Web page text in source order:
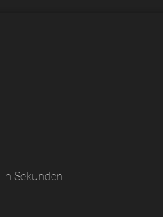
Sekunden!